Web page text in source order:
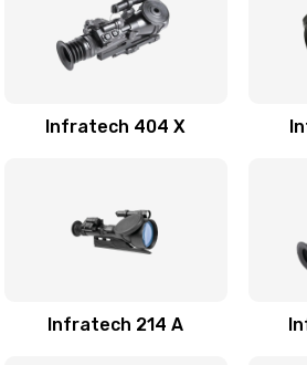
Infratech 404 Х
Infratech 214 А